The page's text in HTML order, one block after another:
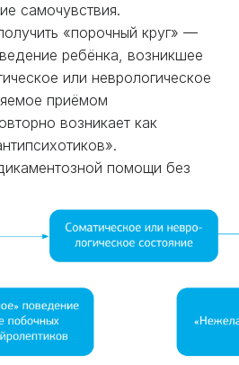
самочувствия.
«порочный круг» —
ребёнка, возникшее
или неврологическое
приёмом
возникает как
помощи без